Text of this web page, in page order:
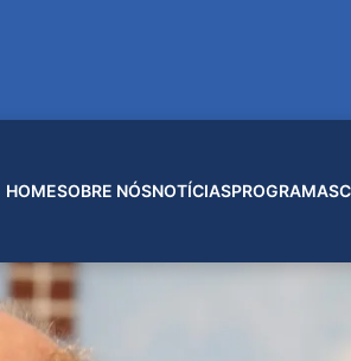
HOMESOBRE NÓSNOTÍCIASPROGRAMAS